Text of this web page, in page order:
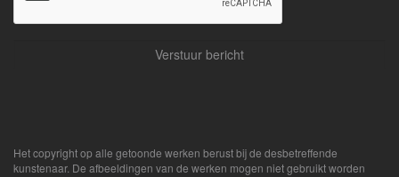
Het copyright op alle getoonde werken berust bij de desbetreffende
kunstenaar. De afbeeldingen van de werken mogen niet gebruikt worden